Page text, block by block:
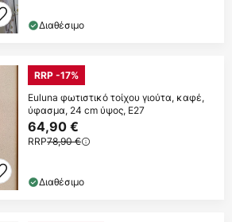
Διαθέσιμο
RRP -17%
Euluna φωτιστικό τοίχου γιούτα, καφέ,
ύφασμα, 24 cm ύψος, E27
64,90 €
RRP78,90 €
Διαθέσιμο